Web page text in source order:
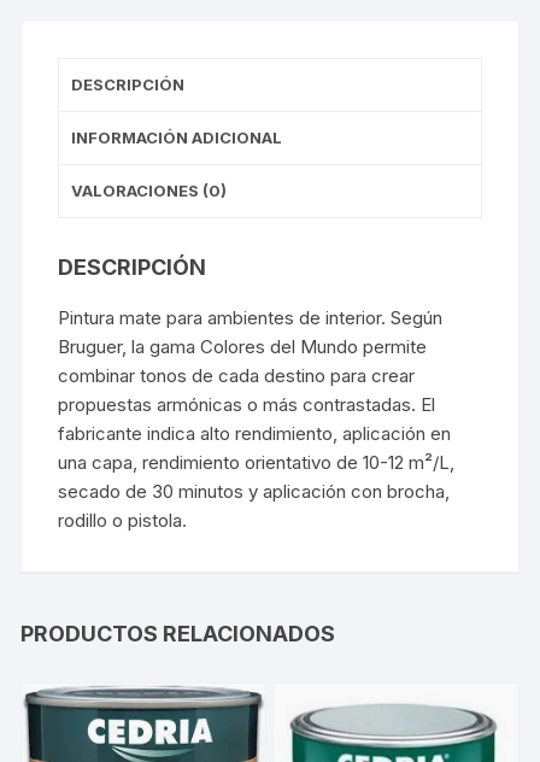
DESCRIPCIÓN
INFORMACIÓN ADICIONAL
VALORACIONES (0)
DESCRIPCIÓN
Pintura mate para ambientes de interior. Según
Bruguer, la gama Colores del Mundo permite
combinar tonos de cada destino para crear
propuestas armónicas o más contrastadas. El
fabricante indica alto rendimiento, aplicación en
una capa, rendimiento orientativo de 10-12 m²/L,
secado de 30 minutos y aplicación con brocha,
rodillo o pistola.
PRODUCTOS RELACIONADOS